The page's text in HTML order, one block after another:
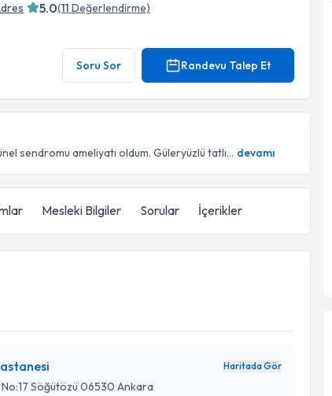
5.0(11 Değerlendirme)
Soru Sor Randevu Talep Et
sendromu ameliyatı oldum. Güleryüzlü tatlı... devamı
Mesleki Bilgiler Sorular İçerikler
Haritada Gör
No:17 Söğütözü 06530 Ankara